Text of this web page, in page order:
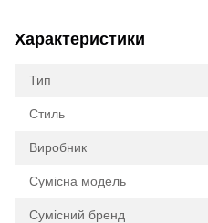
Характеристики
Тип
Стиль
Виробник
Сумісна модель
Сумісний бренд